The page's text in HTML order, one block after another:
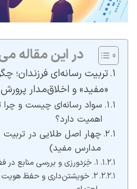
در این مقاله
تربیت رسانه‌ای فرزندان؛
«مفید» و اخلاق‌مدار
سواد رسانه‌ای چیست و
اهمیت دارد؟
چهار اصل طلایی در تربیت
مدارس مفید)
۱. خِرَدورزی و بررسی منابع در فضای پرالتهاب مجازی
۲. خویشتن‌داری و حفظ هویت